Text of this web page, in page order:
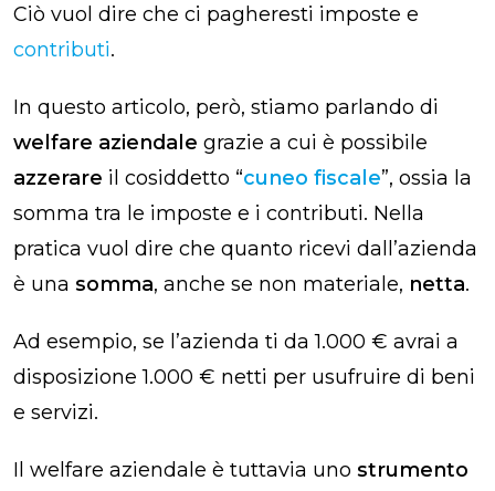
Ciò vuol dire che ci pagheresti imposte e
contributi.
In questo articolo, però, stiamo parlando di
welfare aziendale grazie a cui è possibile
azzerare il cosiddetto “cuneo fiscale”, ossia la
somma tra le imposte e i contributi. Nella
pratica vuol dire che quanto ricevi dall’azienda
è una somma, anche se non materiale, netta.
Ad esempio, se l’azienda ti da 1.000 € avrai a
disposizione 1.000 € netti per usufruire di beni
e servizi.
Il welfare aziendale è tuttavia uno strumento